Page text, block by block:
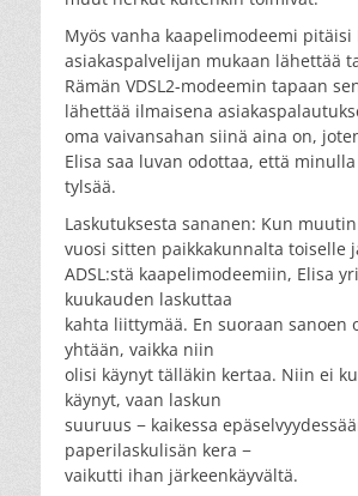
Myös vanha kaapelimodeemi pitäisi
asiakaspalvelijan mukaan lähettää
Rämän VDSL2-modeemin tapaan
lähettää ilmaisena
oma vaivansahan siinä aina on,
Elisa saa luvan odottaa, että
tylsää.
Laskutuksesta sananen: Kun
vuosi sitten paikkakunnalta toiselle
ADSL:stä kaapelimodeemiin, Elisa
kuukauden laskuttaa
kahta liittymää. En suoraan sanoen
yhtään, vaikka niin
olisi käynyt tälläkin kertaa. Niin ei
käynyt, vaan laskun
suuruus − kaikessa
paperilaskulisän kera −
vaikutti ihan järkeenkäyvältä.